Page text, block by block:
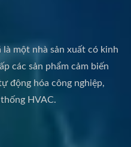
là một nhà sản xuất có kinh
các sản phẩm cảm biến
động hóa công nghiệp,
HVAC.